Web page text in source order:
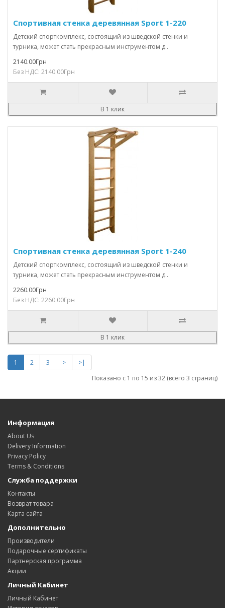
Спортивная стенка деревянная Sport 1-220
Детский спорткомплекс, состоящий из шведской стенки и
турника, может стать прекрасным инструментом д..
2140.00Грн
Без НДС: 2140.00Грн
В 1 клик
Спортивная стенка деревянная Sport 1-240
Детский спорткомплекс, состоящий из шведской стенки и
турника, может стать прекрасным инструментом д..
2260.00Грн
Без НДС: 2260.00Грн
В 1 клик
1 2 3 >
>|
Показано с 1 по 15 из 32 (всего 3 страниц)
Информация
About Us
Delivery Information
Privacy Policy
Terms & Conditions
Служба поддержки
Контакты
Возврат товара
Карта сайта
Дополнительно
Производители
Подарочные сертификаты
Партнерская программа
Акции
Личный Кабинет
Личный Кабинет